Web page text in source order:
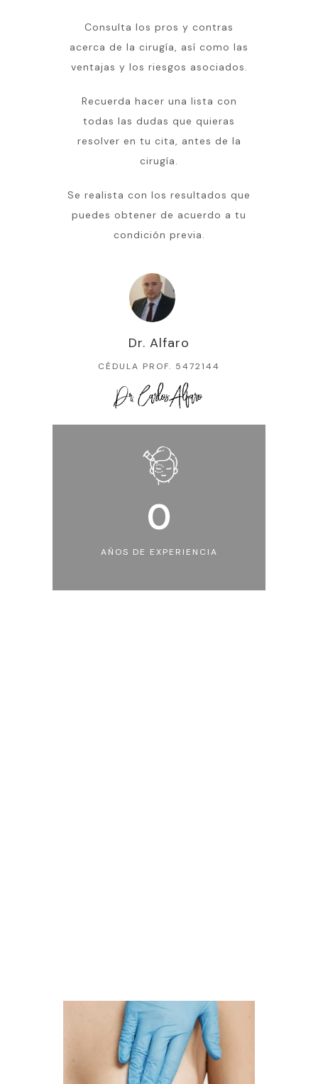
Consulta los pros y contras
acerca de la cirugía, así como las
ventajas y los riesgos asociados.
Recuerda hacer una lista con
todas las dudas que quieras
resolver en tu cita, antes de la
cirugía.
Se realista con los resultados que
puedes obtener de acuerdo a tu
condición previa.
Dr. Alfaro
CÉDULA PROF. 5472144
AÑOS DE EXPERIENCIA
0